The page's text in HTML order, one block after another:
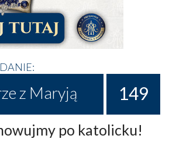
z Maryją 149
po katolicku!